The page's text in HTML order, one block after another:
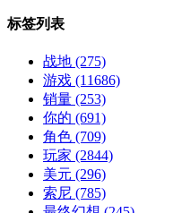
标签列表
战地 (275)
游戏 (11686)
销量 (253)
你的 (691)
角色 (709)
玩家 (2844)
美元 (296)
索尼 (785)